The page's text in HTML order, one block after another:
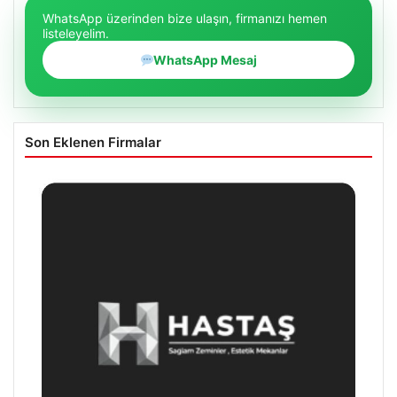
WhatsApp üzerinden bize ulaşın, firmanızı hemen
listeleyelim.
WhatsApp Mesaj
Son Eklenen Firmalar